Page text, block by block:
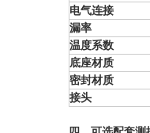
电气连接
漏率
温度系数
底座材质
密封材质
接头